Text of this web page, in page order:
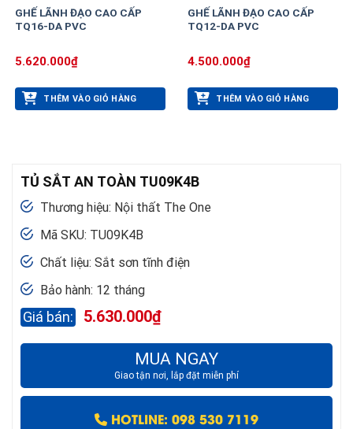
GHẾ LÃNH ĐẠO CAO CẤP
TQ16-DA PVC
5.620.000₫
THÊM VÀO GIỎ HÀNG
GHẾ LÃNH ĐẠO CAO CẤP
TQ12-DA PVC
4.500.000₫
THÊM VÀO GIỎ HÀNG
TỦ SẮT AN TOÀN TU09K4B
Thương hiệu: Nội thất The One
Mã SKU: TU09K4B
Chất liệu: Sắt sơn tĩnh điện
Bảo hành: 12 tháng
5.630.000₫
MUA NGAY
Giao tận nơi, lắp đặt miễn phí
HOTLINE: 098 530 7119